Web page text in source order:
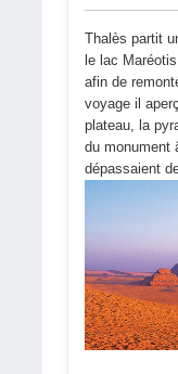
Thalès partit
le lac
afin de
voyage il
plateau, la
du monument
dépassaient